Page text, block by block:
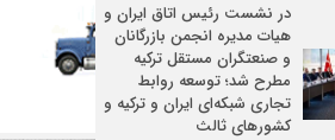
در نشست رئیس اتاق ایران و
هیات مدیره انجمن بازرگانان
و صنعتگران مستقل ترکیه
مطرح شد؛ توسعه روابط
تجاری شبکه‌ای ایران و ترکیه و
کشورهای ثالث